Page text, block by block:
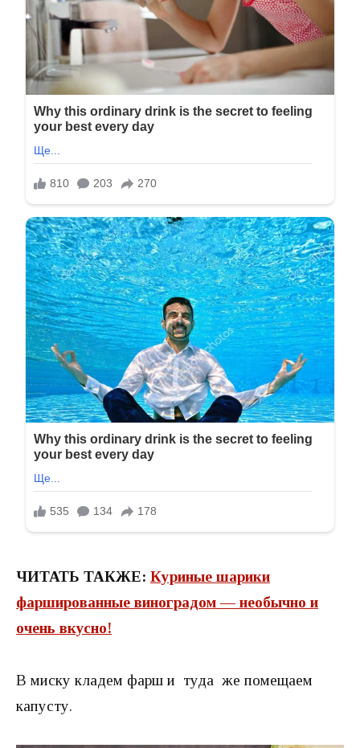
ЧИТАТЬ ТАКЖЕ: Куриные шарики
фаршированные виноградом — необычно и
очень вкусно!
В миску кладем фарш и туда же помещаем
капусту.